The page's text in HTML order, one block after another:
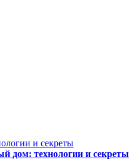
дом: технологии и секреты